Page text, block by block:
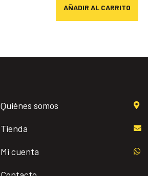
AÑADIR AL CARRITO
Quiénes somos
Tienda
Mi cuenta